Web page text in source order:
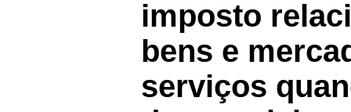
imposto
bens e
serviços